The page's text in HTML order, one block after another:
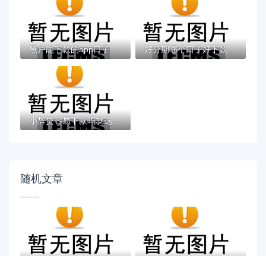
黑户能下款的app口子有哪些？今天带来10款黑... 好分期哪个口子好下款？老哥实测避坑贷款平...
小辉贷容易下款吗就选这7个4千元黑户无条件...
随机文章